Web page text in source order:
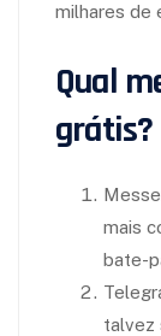
milhares de
Qual
grátis?
mais
bate-
talvez